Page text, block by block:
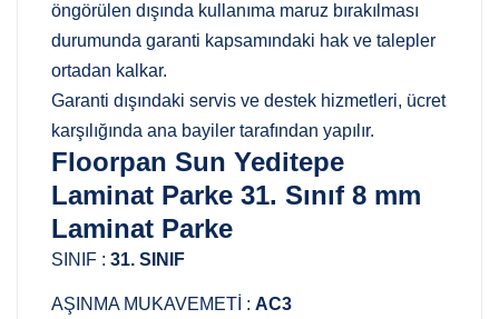
öngörülen dışında kullanıma maruz bırakılması
durumunda garanti kapsamındaki hak ve talepler
ortadan kalkar.
Garanti dışındaki servis ve destek hizmetleri, ücret
karşılığında ana bayiler tarafından yapılır.
Floorpan Sun Yeditepe
Laminat Parke 31. Sınıf 8 mm
Laminat Parke
SINIF : 31. SINIF
AŞINMA MUKAVEMETİ : AC3